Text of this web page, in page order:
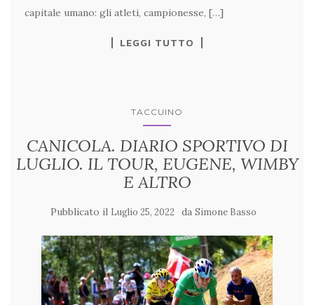
capitale umano: gli atleti, campionesse, […]
LEGGI TUTTO
TACCUINO
CANICOLA. DIARIO SPORTIVO DI
LUGLIO. IL TOUR, EUGENE, WIMBY
E ALTRO
Pubblicato il Luglio 25, 2022 da Simone Basso